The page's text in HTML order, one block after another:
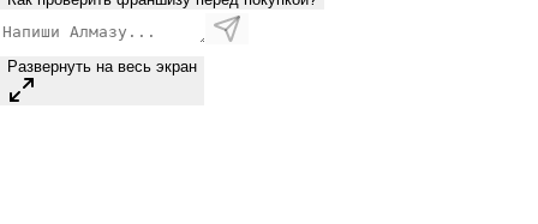
Развернуть на весь экран